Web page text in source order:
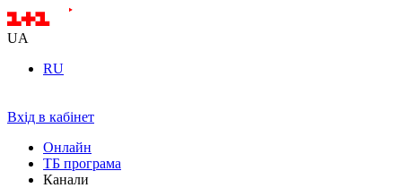
UA
RU
Вхід в кабінет
Онлайн
ТБ програма
Канали